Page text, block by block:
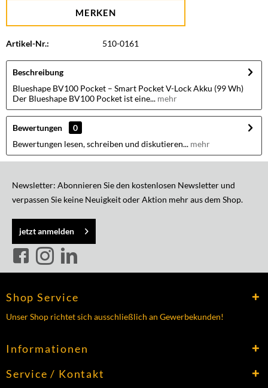
MERKEN
Artikel-Nr.: 510-0161
Beschreibung
Blueshape BV100 Pocket – Smart Pocket V-Lock Akku (99 Wh)
Der Blueshape BV100 Pocket ist eine... mehr
Bewertungen
0
Bewertungen lesen, schreiben und diskutieren... mehr
Newsletter: Abonnieren Sie den kostenlosen Newsletter und
verpassen Sie keine Neuigkeit oder Aktion mehr aus dem Shop.
jetzt anmelden
Shop Service
Unser Shop richtet sich ausschließlich an Gewerbekunden!
Informationen
Service / Kontakt